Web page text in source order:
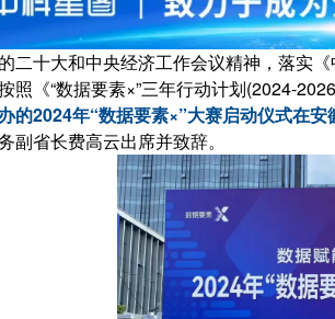
二十大和中央经济工作会议精神，落实
照《“数据要素×”三年行动计划(2024-
的2024年“数据要素×”大赛启动仪式在安
副省长费高云出席并致辞。